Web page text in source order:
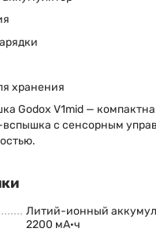
хранения
Godox V1mid —
вспышка с сенсорным
Литий-ионный
2200 мА·ч